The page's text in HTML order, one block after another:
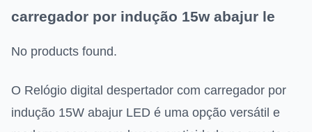
carregador por indução 15w abajur le
No products found.
O Relógio digital despertador com carregador por
indução 15W abajur LED é uma opção versátil e